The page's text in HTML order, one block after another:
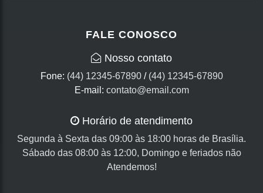
FALE CONOSCO
Nosso contato
Fone: (44) 12345-67890/ (44) 12345-67890
E-mail: contato@email.com
Horário de atendimento
Segunda à Sexta das 09:00 às 18:00 horas de Brasília.
Sábado das 08:00 às 12:00, Domingo e feriados não
Atendemos!